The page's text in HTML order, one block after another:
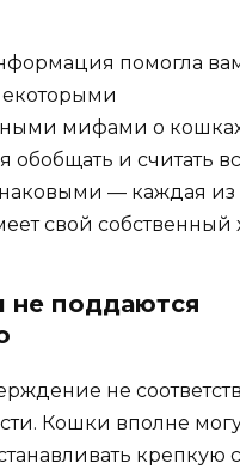
помогла
мифами о
обобщать и считать
— каждая из
свой собственный
поддаются
не
Кошки вполне
крепкую